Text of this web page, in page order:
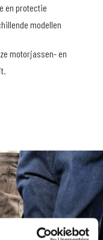
en protectie
modellen
motorjassen- en